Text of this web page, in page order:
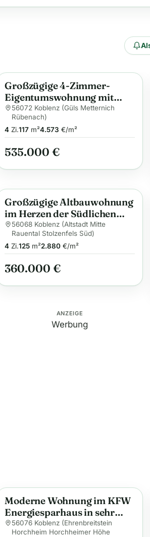
Anzeige
Großzügige 4-Zimmer-
Eigentumswohnung mit
gehobener Ausstattung &
Tiefgarage
56072 Koblenz (Güls Metternich
Rübenach)
4 Zi.117 m²4.573 €/m²
535.000 €
Anzeige
Großzügige Altbauwohnung
im Herzen der Südlichen
Vorstadt
56068 Koblenz (Altstadt Mitte
Rauental Stolzenfels Süd)
4 Zi.125 m²2.880 €/m²
360.000 €
ANZEIGE
Werbung
Anzeige
Moderne Wohnung im KFW
Energiesparhaus in sehr
ruhiger Lage im Grünen
56076 Koblenz (Ehrenbreitstein
Horchheim Horchheimer Höhe